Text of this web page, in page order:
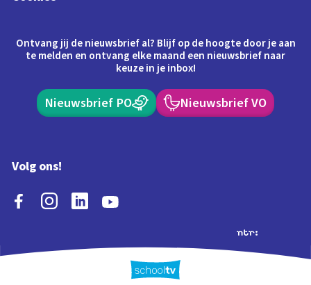
Ontvang jij de nieuwsbrief al? Blijf op de hoogte door je aan
te melden en ontvang elke maand een nieuwsbrief naar
keuze in je inbox!
Nieuwsbrief PO Nieuwsbrief VO
Volg ons!